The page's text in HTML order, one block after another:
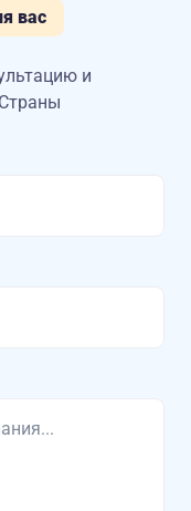
вас
и